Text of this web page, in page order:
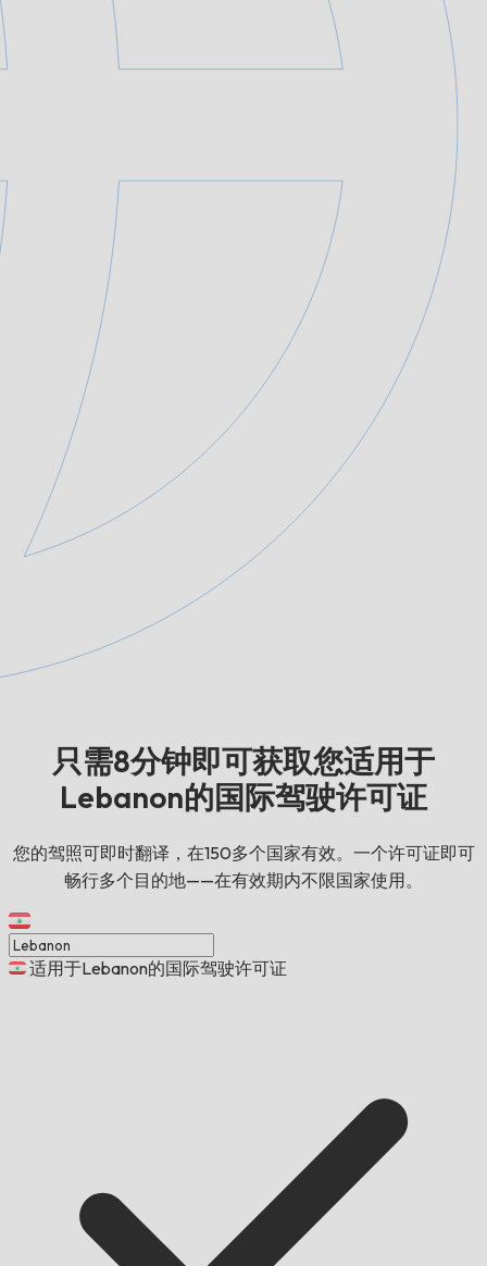
只需8分钟即可获取您适用于
Lebanon的国际驾驶许可证
您的驾照可即时翻译，在150多个国家有效。一个许可证即可
畅行多个目的地——在有效期内不限国家使用。
适用于Lebanon的国际驾驶许可证